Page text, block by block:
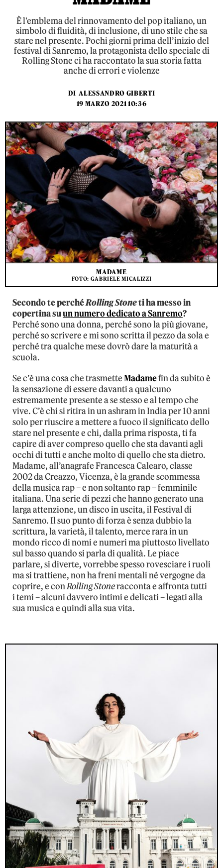
È l'emblema del rinnovamento del pop italiano, un
simbolo di fluidità, di inclusione, di uno stile che sa
stare nel presente. Pochi giorni prima dell’inizio del
festival di Sanremo, la protagonista dello speciale di
Rolling Stone ci ha raccontato la sua storia fatta
anche di errori e violenze
DI ALESSANDRO GIBERTI
19 MARZO 2021 10:36
MADAME
FOTO: GABRIELE MICALIZZI
Secondo te perchéRolling Stoneti ha messo in
copertina suun numero dedicato a Sanremo?
Perché sono una donna, perché sono la più giovane,
perché so scrivere e mi sono scritta il pezzo da sola e
perché tra qualche mese dovrò dare la maturità a
scuola.
Se c’è una cosa che trasmetteMadamefin da subito è
la sensazione di essere davanti a qualcuno
estremamente presente a se stesso e al tempo che
vive. C’è chi si ritira in un ashram in India per 10 anni
solo per riuscire a mettere a fuoco il significato dello
stare nel presente e chi, dalla prima risposta, ti fa
capire di aver compreso quello che sta davanti agli
occhi di tutti e anche molto di quello che sta dietro.
Madame, all’anagrafe Francesca Calearo, classe
2002 da Creazzo, Vicenza, è la grande scommessa
della musica rap – e non soltanto rap – femminile
italiana. Una serie di pezzi che hanno generato una
larga attenzione, un disco in uscita, il Festival di
Sanremo. Il suo punto di forza è senza dubbio la
scrittura, la varietà, il talento, merce rara in un
mondo ricco di nomi e numeri ma piuttosto livellato
sul basso quando si parla di qualità. Le piace
parlare, si diverte, vorrebbe spesso rovesciare i ruoli
ma si trattiene, non ha freni mentali né vergogne da
coprire, e conRolling Stoneracconta e affronta tutti
i temi – alcuni davvero intimi e delicati – legati alla
sua musica e quindi alla sua vita.